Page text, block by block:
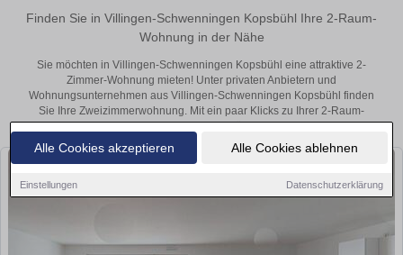
Alle Cookies akzeptieren Alle Cookies ablehnen
Einstellungen Datenschutzerklärung
Finden Sie in Villingen-Schwenningen Kopsbühl Ihre 2-Raum-
Wohnung in der Nähe
Sie möchten in Villingen-Schwenningen Kopsbühl eine attraktive 2-
Zimmer-Wohnung mieten! Unter privaten Anbietern und
Wohnungsunternehmen aus Villingen-Schwenningen Kopsbühl finden
Sie Ihre Zweizimmerwohnung. Mit ein paar Klicks zu Ihrer 2-Raum-
Wohnung in der Nähe.